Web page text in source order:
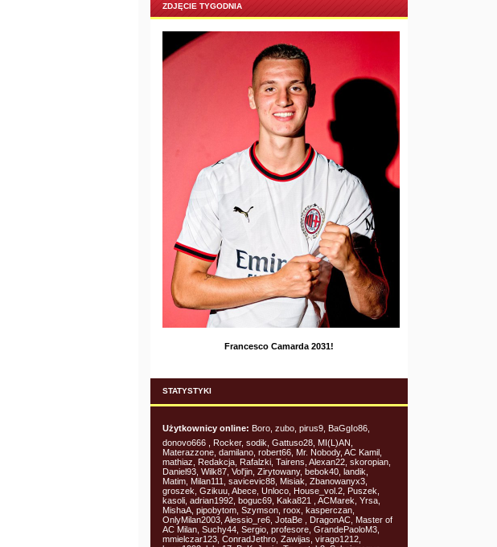
ZDJĘCIE TYGODNIA
Francesco Camarda 2031!
STATYSTYKI
Użytkownicy online: Boro, zubo, pirus9, BaGgIo86,
donovo666 , Rocker, sodik, Gattuso28, MI(L)AN,
Materazzone, damilano, robert66, Mr. Nobody, AC Kamil,
mathiaz, Redakcja, Rafalzki, Tairens, Alexan22, skoropian,
Daniel93, Wilk87, Vol'jin, Zirytowany, bebok40, landik,
Matim, Milan111, savicevic88, Misiak, Zbanowanyx3,
groszek, Gzikuu, Abece, Unloco, House_vol.2, Puszek,
kasoli, adrian1992, boguc69, Kaka821 , ACMarek, Yrsa,
MishaA, pipobytom, Szymson, roox, kasperczan,
OnlyMilan2003, Alessio_re6, JotaBe , DragonAC, Master of
AC Milan, Suchy44, Sergio, profesore, GrandePaoloM3,
mmielczar123, ConradJethro, Zawijas, virago1212,